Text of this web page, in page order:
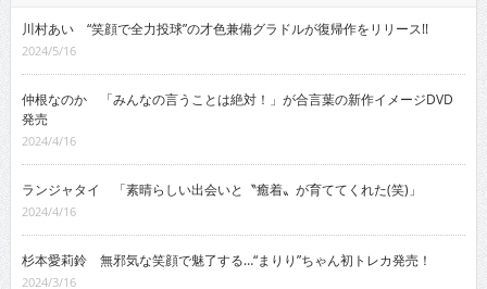
川村あい “笑顔で全力投球”の才色兼備グラドルが復帰作をリリース!!
2024/5/16
仲根なのか 「みんなの言うことは絶対！」が合言葉の新作イメージDVD
発売
2024/4/16
ランジャタイ 「素晴らしい出会いと〝癒着〟が育ててくれた(笑)」
2024/4/16
杉本愛莉鈴 無邪気な笑顔で魅了する…“まりり”ちゃん初トレカ発売！
2024/3/16